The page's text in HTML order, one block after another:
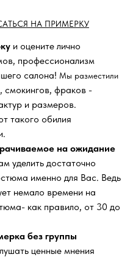
НА ПРИМЕРКУ
и оцените лично
профессионализм
салона! Мы разместили
смокингов, фраков -
и размеров.
такого обилия
на ожидание
уделить достаточно
именно для Вас. Ведь
немало времени на
как правило, от 30 до
без группы
ценные мнения